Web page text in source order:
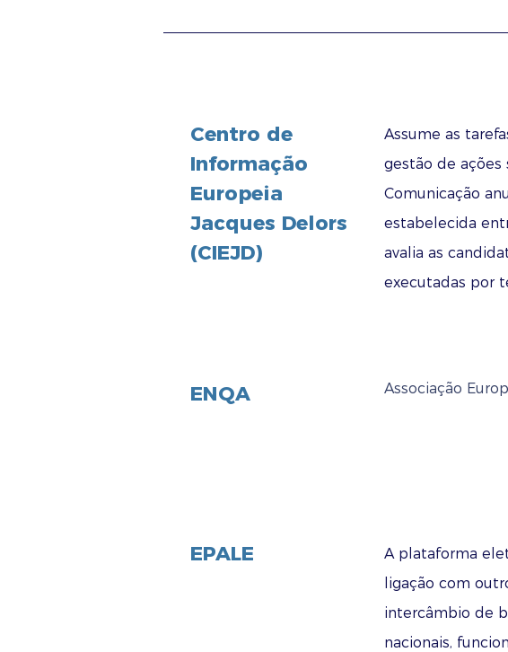
Centro de
Informação
Europeia
Jacques Delors
(CIEJD)
Assume as
gestão de
Comunicação
estabelecida
avalia as
executadas por
ENQA Associação
EPALE A plataforma
ligação com
intercâmbio de
nacionais,